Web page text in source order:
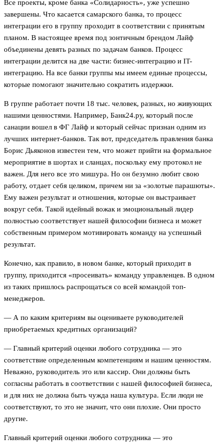
Все проекты, кроме банка «Солидарность», уже успешно
завершены. Что касается самарского банка, то процесс
интеграции его в группу проходит в соответствии с принятым
планом. В настоящее время под зонтичным брендом Лайф
объединены девять разных по задачам банков. Процесс
интеграции делится на две части: бизнес-интеграцию и IT-
интеграцию. На все банки группы мы имеем единые процессы,
которые помогают значительно сократить издержки.
В группе работает почти 18 тыс. человек, разных, но живующих
нашими ценностями. Например, Банк24.ру, который после
санации вошел в ФГ Лайф и который сейчас признан одним из
лучших интернет-банков. Так вот, председатель правления банка
Борис Дьяконов известен тем, что может прийти на формальное
мероприятие в шортах и сланцах, поскольку ему протокол не
важен. Для него все это мишура. Но он безумно любит свою
работу, отдает себя целиком, причем ни за «золотые парашюты».
Ему важен результат и отношения, которые он выстраивает
вокруг себя. Такой идейный вожак и эмоциональный лидер
полностью соответствует нашей философии бизнеса и может
собственным примером мотивировать команду на успешный
результат.
Конечно, как правило, в новом банке, который приходит в
группу, приходится «просеивать» команду управленцев. В одном
из таких пришлось распрощаться со всей командой топ-
менеджеров.
— А по каким критериям вы оцениваете руководителей
приобретаемых кредитных организаций?
— Главный критерий оценки любого сотрудника — это
соответствие определенным компетенциям и нашим ценностям.
Неважно, руководитель это или кассир. Они должны быть
согласны работать в соответствии с нашей философией бизнеса,
и для них не должна быть чужда наша культура. Если люди не
соответствуют, то это не значит, что они плохие. Они просто
другие.
Главный критерий оценки любого сотрудника — это